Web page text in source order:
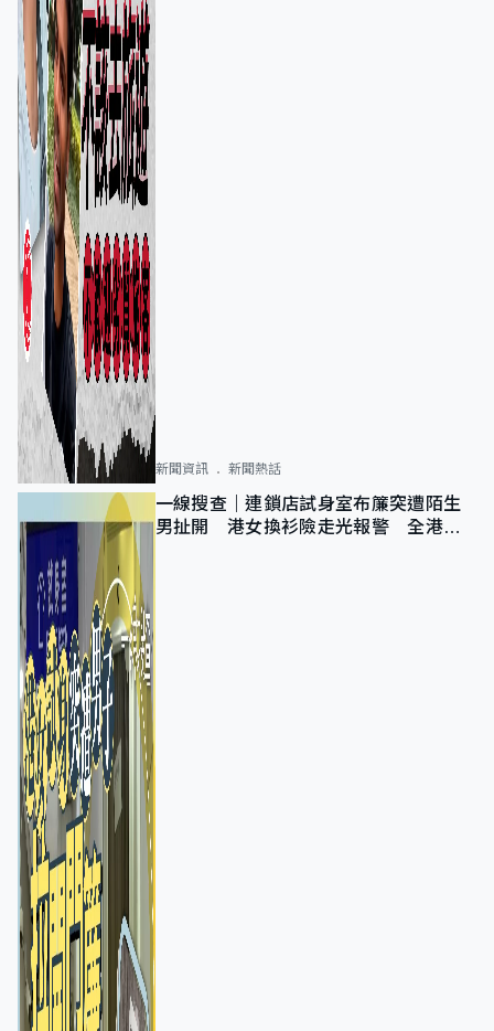
新聞資訊 新聞熱話
一線搜查｜連鎖店試身室布簾突遭陌生
男扯開 港女換衫險走光報警 全港分